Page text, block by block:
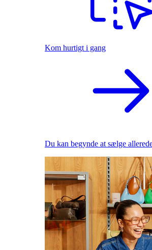
Kom hurtigt i gang
Du kan begynde at sælge